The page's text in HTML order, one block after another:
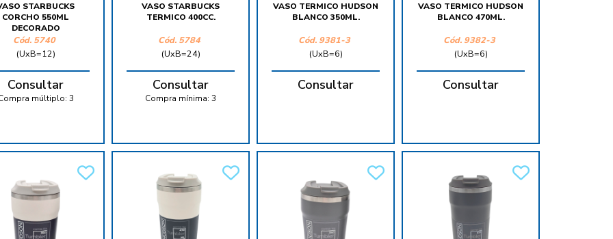
STARBUCKS
CORCHO 550ML
DECORADO
Cód. 5740
(UxB=12)
Consultar
múltiplo: 3
VASO STARBUCKS
TERMICO 400CC.
Cód. 5784
(UxB=24)
Consultar
Compra mínima: 3
VASO TERMICO HUDSON
BLANCO 350ML.
Cód. 9381-3
(UxB=6)
Consultar
VASO TERMICO HUDSON
BLANCO 470ML.
Cód. 9382-3
(UxB=6)
Consultar